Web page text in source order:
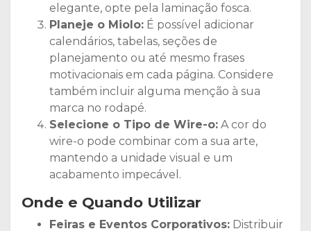
elegante, opte pela laminação fosca.
Planeje o Miolo: É possível adicionar
calendários, tabelas, seções de
planejamento ou até mesmo frases
motivacionais em cada página. Considere
também incluir alguma menção à sua
marca no rodapé.
Selecione o Tipo de Wire-o: A cor do
wire-o pode combinar com a sua arte,
mantendo a unidade visual e um
acabamento impecável.
Onde e Quando Utilizar
Feiras e Eventos Corporativos: Distribuir